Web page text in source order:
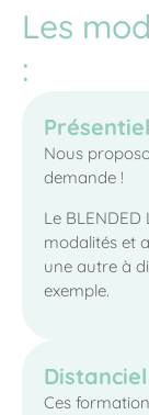
Les
:
Nous
demande !
Le
modalités et
une autre à
exemple.
Distanciel
Ces